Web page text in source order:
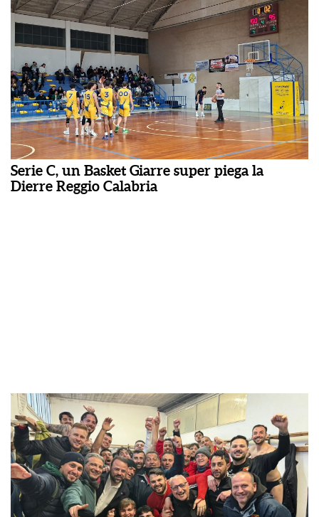
Serie C, un Basket Giarre super piega la
Dierre Reggio Calabria